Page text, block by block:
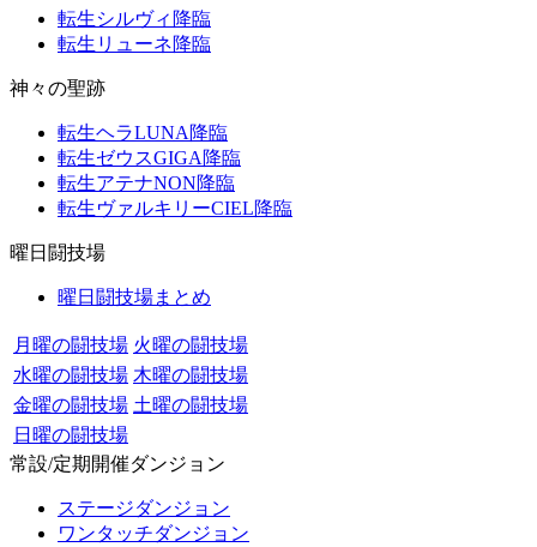
転生シルヴィ降臨
転生リューネ降臨
神々の聖跡
転生ヘラLUNA降臨
転生ゼウスGIGA降臨
転生アテナNON降臨
転生ヴァルキリーCIEL降臨
曜日闘技場
曜日闘技場まとめ
月曜の闘技場 火曜の闘技場
水曜の闘技場 木曜の闘技場
金曜の闘技場 土曜の闘技場
日曜の闘技場
常設/定期開催ダンジョン
ステージダンジョン
ワンタッチダンジョン